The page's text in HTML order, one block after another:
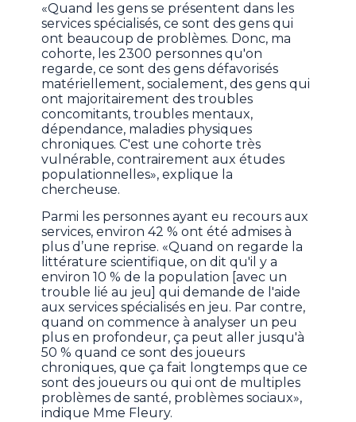
«Quand les gens se présentent dans les
services spécialisés, ce sont des gens qui
ont beaucoup de problèmes. Donc, ma
cohorte, les 2300 personnes qu'on
regarde, ce sont des gens défavorisés
matériellement, socialement, des gens qui
ont majoritairement des troubles
concomitants, troubles mentaux,
dépendance, maladies physiques
chroniques. C'est une cohorte très
vulnérable, contrairement aux études
populationnelles», explique la
chercheuse.
Parmi les personnes ayant eu recours aux
services, environ 42 % ont été admises à
plus d’une reprise. «Quand on regarde la
littérature scientifique, on dit qu'il y a
environ 10 % de la population [avec un
trouble lié au jeu] qui demande de l'aide
aux services spécialisés en jeu. Par contre,
quand on commence à analyser un peu
plus en profondeur, ça peut aller jusqu'à
50 % quand ce sont des joueurs
chroniques, que ça fait longtemps que ce
sont des joueurs ou qui ont de multiples
problèmes de santé, problèmes sociaux»,
indique Mme Fleury.